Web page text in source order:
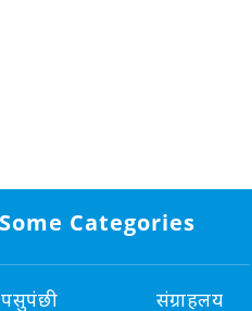
Some Categories
पसुपंछी
संग्राहलय